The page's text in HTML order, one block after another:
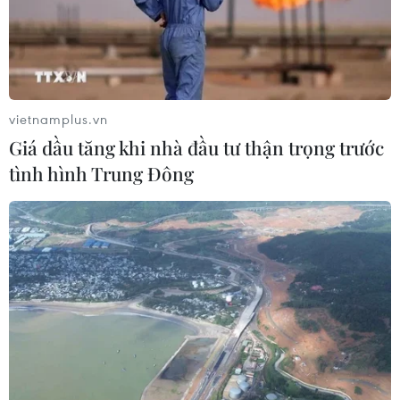
Phó Thủ tướng Hồ Quốc Dũng: Phú
Thọ cần phát triển dựa trên ba trụ
cột
04/08/2026 12:34
Xem thêm
CƠ QUAN CHỦ QUẢN: THÔNG TẤN XÃ VIỆT NAM
Tổng Biên tập: TRẦN TIẾN DUẨN
Phó Tổng Biên tập: NGUYỄN THỊ TÁM, KHÚC THANH
vietnamplus.vn
Giá dầu tăng khi nhà đầu tư thận trọng trước
tình hình Trung Đông